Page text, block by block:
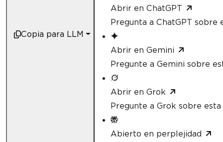
Copia para LLM
Abrir en ChatGPT
Pregunta a ChatGPT sobre
Abrir en Gemini
Pregunte a Gemini sobre
Abrir en Grok
Pregunte a Grok sobre esta
Abierto en perplejidad